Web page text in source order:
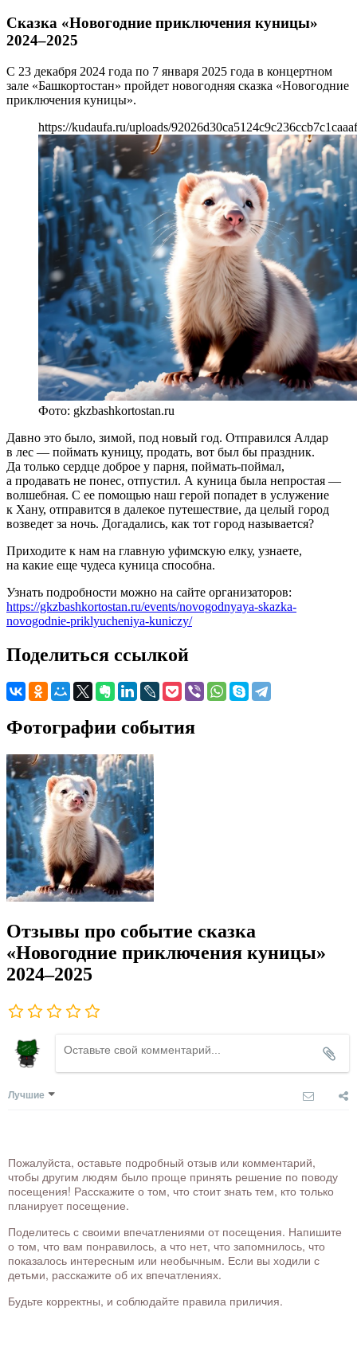
Сказка «Новогодние приключения куницы»
2024–2025
С 23 декабря 2024 года по 7 января 2025 года в концертном
зале «Башкортостан» пройдет новогодняя сказка «Новогодние
приключения куницы».
https://kudaufa.ru/uploads/
Фото: gkzbashkortostan.ru
Давно это было, зимой, под новый год. Отправился Алдар
в лес — поймать куницу, продать, вот был бы праздник.
Да только сердце доброе у парня, поймать-поймал,
а продавать не понес, отпустил. А куница была непростая —
волшебная. С ее помощью наш герой попадет в услужение
к Хану, отправится в далекое путешествие, да целый город
возведет за ночь. Догадались, как тот город называется?
Приходите к нам на главную уфимскую елку, узнаете,
на какие еще чудеса куница способна.
Узнать подробности можно на сайте организаторов:
https://gkzbashkortostan.ru/events/novogodnyaya-skazka-
novogodnie-priklyucheniya-kuniczy/
Поделиться ссылкой
Фотографии события
Отзывы про событие сказка
«Новогодние приключения куницы»
2024–2025
Лучшие
Пожалуйста, оставьте подробный отзыв или комментарий,
чтобы другим людям было проще принять решение по поводу
посещения! Расскажите о том, что стоит знать тем, кто только
планирует посещение.
Поделитесь с своими впечатлениями от посещения. Напишите
о том, что вам понравилось, а что нет, что запомнилось, что
показалось интересным или необычным. Если вы ходили с
детьми, расскажите об их впечатлениях.
Будьте корректны, и соблюдайте правила приличия.